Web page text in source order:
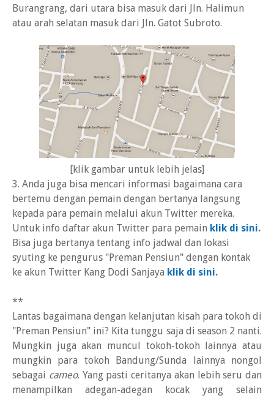
Burangrang, dari utara bisa masuk dari Jln. Halimun
atau arah selatan masuk dari Jln. Gatot Subroto.
[klik gambar untuk lebih jelas]
3. Anda juga bisa mencari informasi bagaimana cara
bertemu dengan pemain dengan bertanya langsung
kepada para pemain melalui akun Twitter mereka.
Untuk info daftar akun Twitter para pemain klik di sini.
Bisa juga bertanya tentang info jadwal dan lokasi
syuting ke pengurus "Preman Pensiun" dengan kontak
ke akun Twitter Kang Dodi Sanjaya klik di sini.
**
Lantas bagaimana dengan kelanjutan kisah para tokoh di
"Preman Pensiun" ini? Kita tunggu saja di season 2 nanti.
Mungkin juga akan muncul tokoh-tokoh lainnya atau
mungkin para tokoh Bandung/Sunda lainnya nongol
sebagai cameo. Yang pasti ceritanya akan lebih seru dan
menampilkan adegan-adegan kocak yang selain